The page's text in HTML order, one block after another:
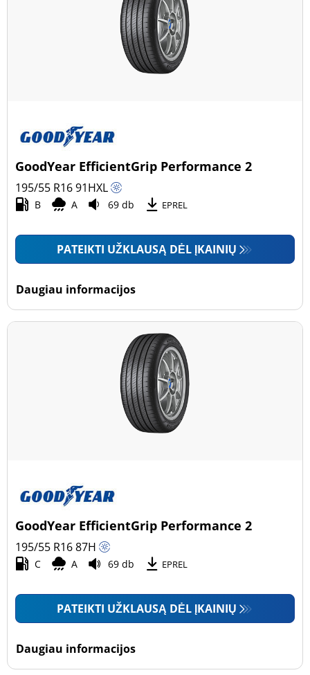
GoodYear EfficientGrip Performance 2
195/55 R1691HXL
B A 69 db EPREL
PATEIKTI UŽKLAUSĄ DĖL ĮKAINIŲ
Daugiau informacijos
GoodYear EfficientGrip Performance 2
195/55 R1687H
C A 69 db EPREL
PATEIKTI UŽKLAUSĄ DĖL ĮKAINIŲ
Daugiau informacijos